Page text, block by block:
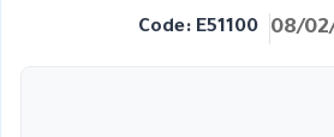
Code: E51100